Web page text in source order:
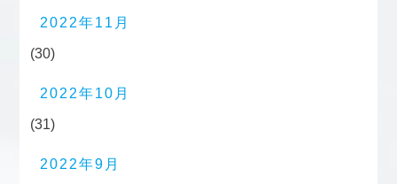
2022年11月
(30)
2022年10月
(31)
2022年9月